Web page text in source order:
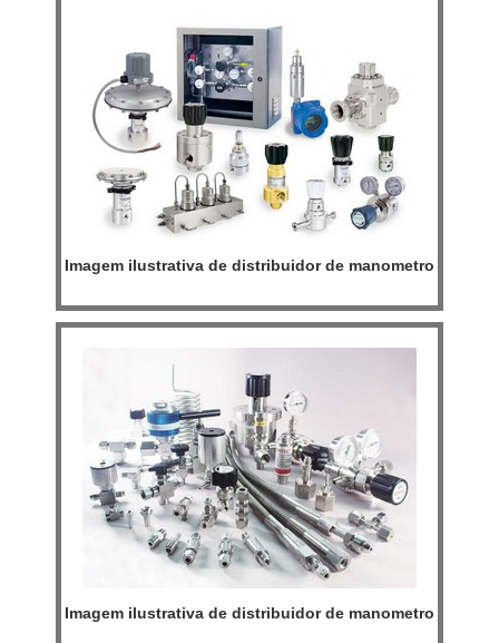
Imagem ilustrativa de distribuidor de manometro
Imagem ilustrativa de distribuidor de manometro